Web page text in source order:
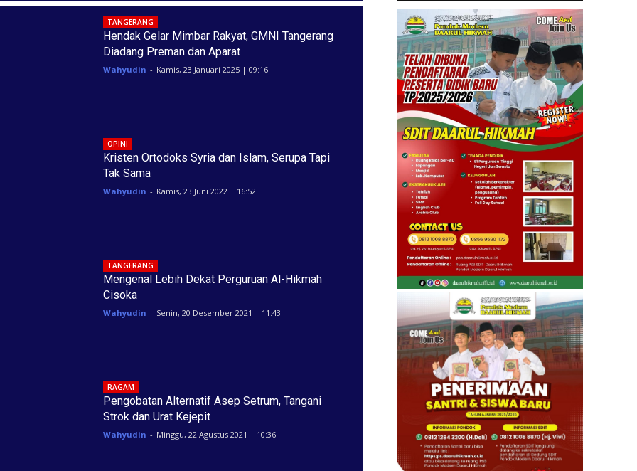
TANGERANG
Hendak Gelar Mimbar Rakyat, GMNI Tangerang
Diadang Preman dan Aparat
Wahyudin - Kamis, 23 Januari 2025 | 09:16
OPINI
Kristen Ortodoks Syria dan Islam, Serupa Tapi
Tak Sama
Wahyudin - Kamis, 23 Juni 2022 | 16:52
TANGERANG
Mengenal Lebih Dekat Perguruan Al-Hikmah
Cisoka
Wahyudin - Senin, 20 Desember 2021 | 11:43
RAGAM
Pengobatan Alternatif Asep Setrum, Tangani
Strok dan Urat Kejepit
Wahyudin - Minggu, 22 Agustus 2021 | 10:36